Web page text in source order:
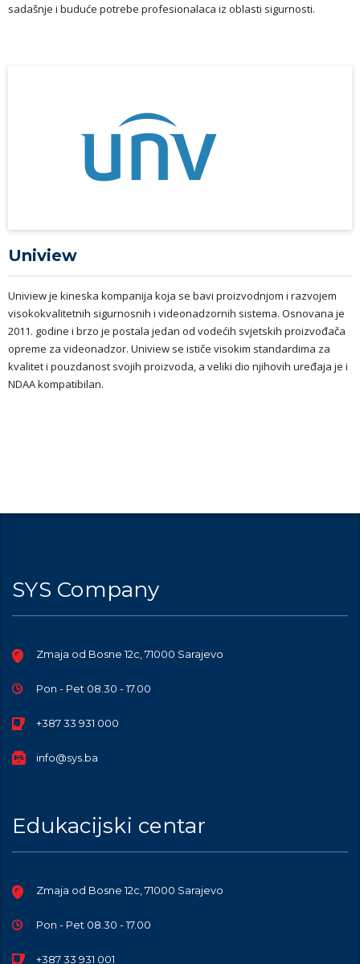
sadašnje i buduće potrebe profesionalaca iz oblasti sigurnosti.
Uniview
Uniview je kineska kompanija koja se bavi proizvodnjom i razvojem
visokokvalitetnih sigurnosnih i videonadzornih sistema. Osnovana je
2011. godine i brzo je postala jedan od vodećih svjetskih proizvođača
opreme za videonadzor. Uniview se ističe visokim standardima za
kvalitet i pouzdanost svojih proizvoda, a veliki dio njihovih uređaja je i
NDAA kompatibilan.
SYS Company
Zmaja od Bosne 12c, 71000 Sarajevo
Pon - Pet 08.30 - 17.00
+387 33 931 000
info@sys.ba
Edukacijski centar
Zmaja od Bosne 12c, 71000 Sarajevo
Pon - Pet 08.30 - 17.00
+387 33 931 001